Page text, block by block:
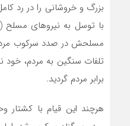
بزرگ و خروشانی را در رد
با توسل به نیروهای
مسلحش در صدد سرکوب
تلفات سنگین به مردم، خود
برابر مردم گردید.